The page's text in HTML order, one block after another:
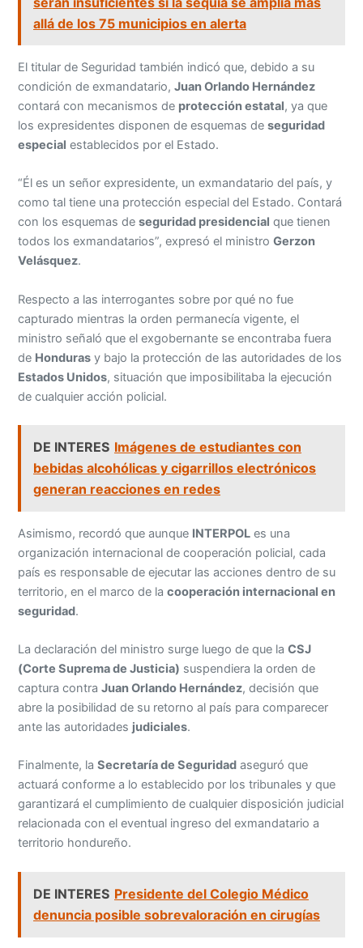
allá de los 75 municipios en alerta
El titular de Seguridad también indicó que, debido a su
condición de exmandatario,Juan Orlando Hernández
contará con mecanismos de protección estatal, ya que
los expresidentes disponen de esquemas deseguridad
especial establecidos por el Estado.
“Él es un señor expresidente, un exmandatario del país, y
como tal tiene una protección especial del Estado. Contará
con los esquemas deseguridad presidencial que tienen
todos los exmandatarios”, expresó el ministroGerzon
Velásquez.
Respecto a las interrogantes sobre por qué no fue
capturado mientras la orden permanecía vigente, el
ministro señaló que el exgobernante se encontraba fuera
de Honduras y bajo la protección de las autoridades de los
Estados Unidos, situación que imposibilitaba la ejecución
de cualquier acción policial.
DE INTERES Imágenes de estudiantes con
bebidas alcohólicas y cigarrillos electrónicos
generan reacciones en redes
Asimismo, recordó que aunque INTERPOL es una
organización internacional de cooperación policial, cada
país es responsable de ejecutar las acciones dentro de su
territorio, en el marco de lacooperación internacional en
seguridad.
La declaración del ministro surge luego de que laCSJ
(Corte Suprema de Justicia) suspendiera la orden de
captura contraJuan Orlando Hernández, decisión que
abre la posibilidad de su retorno al país para comparecer
ante las autoridades judiciales.
Finalmente, laSecretaría de Seguridad aseguró que
actuará conforme a lo establecido por los tribunales y que
garantizará el cumplimiento de cualquier disposición judicial
relacionada con el eventual ingreso del exmandatario a
territorio hondureño.
DE INTERES Presidente del Colegio Médico
denuncia posible sobrevaloración en cirugías